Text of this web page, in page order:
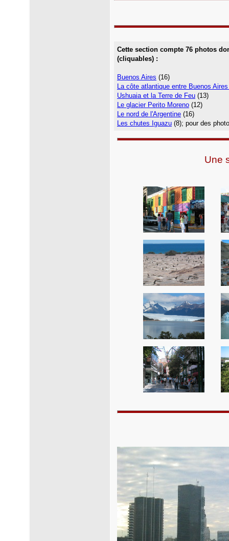
Cette section compte 76 photos
(cliquables) :
Buenos Aires (16)
La côte atlantique entre Buenos
Ushuaia et la Terre de Feu (13)
Le glacier Perito Moreno (12)
Le nord de l'Argentine (16)
Les chutes Iguazu (8); pour des
Une